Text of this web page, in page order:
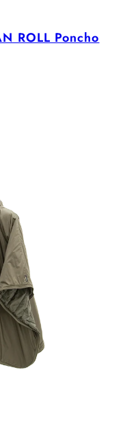
ROLL Poncho